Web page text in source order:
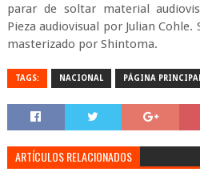
parar de soltar material
Pieza audiovisual por Julian
masterizado por Shintoma.
TAGS: NACIONAL PÁGINA
ARTÍCULOS RELACIONADOS